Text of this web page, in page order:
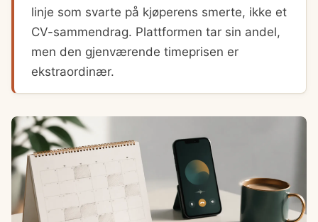
linje som svarte på kjøperens smerte, ikke et
CV-sammendrag. Plattformen tar sin andel,
men den gjenværende timeprisen er
ekstraordinær.